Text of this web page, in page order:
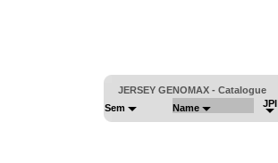
JERSEY GENOMAX - Catalogue
Sem
Name JPI